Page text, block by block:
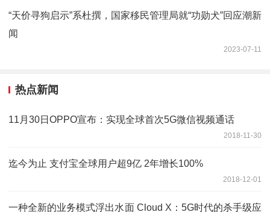
“天价寻狗启示”系杜撰，国家移民管理局就“功勋犬”回应潮新
闻
2023-07-11
热点新闻
11月30日OPPO宣布：实现全球首次5G微信视频通话
2018-11-30
迄今为止 支付宝全球用户超9亿 2年增长100%
2018-12-01
一种全新的业务模式浮出水面 Cloud X：5G时代的杀手级应